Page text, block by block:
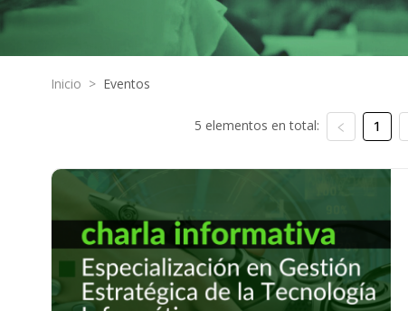
Inicio > Eventos
5 elementos en total: 1